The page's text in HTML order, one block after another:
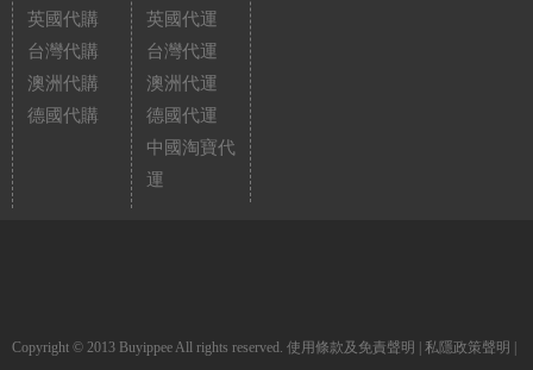
英國代購
台灣代購
澳洲代購
德國代購
英國代運
台灣代運
澳洲代運
德國代運
中國淘寶代
運
Copyright © 2013 Buyippee All rights reserved. 使用條款及免責聲明 私隱政策聲明